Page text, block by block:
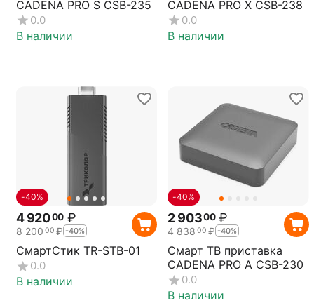
CADENA PRO S CSB-235
0.0
В наличии
CADENA PRO X CSB-238
0.0
В наличии
-40%
4 92000 ₽
8 20000₽ -40%
СмартСтик TR-STB-01
0.0
В наличии
-40%
2 90300 ₽
4 83800₽ -40%
Смарт ТВ приставка
CADENA PRO A CSB-230
0.0
В наличии